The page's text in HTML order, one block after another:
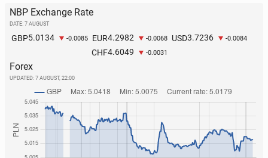
NBP Exchange Rate
DATE: 7 AUGUST
GBP5.0134 -0.0085 EUR4.2982 -0.0068 USD3.7236 -0.0084
CHF4.6049 -0.0031
Forex
UPDATED: 7 AUGUST, 22:00